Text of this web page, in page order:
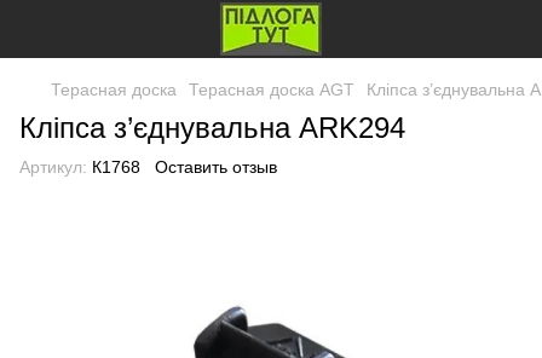
Терасная доска Терасная доска AGT Кліпса з’єднувальна
Кліпса з’єднувальна ARK294
Артикул: К1768 Оставить отзыв